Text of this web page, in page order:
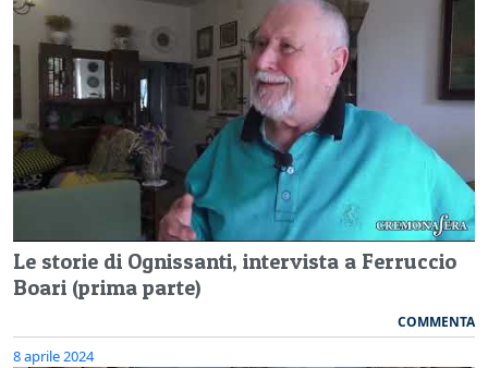
Le storie di Ognissanti, intervista a Ferruccio
Boari (prima parte)
COMMENTA
8 aprile 2024